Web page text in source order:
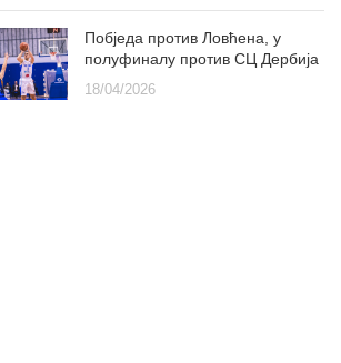
Побједа против Ловћена, у
полуфиналу против СЦ Дербија
18/04/2026